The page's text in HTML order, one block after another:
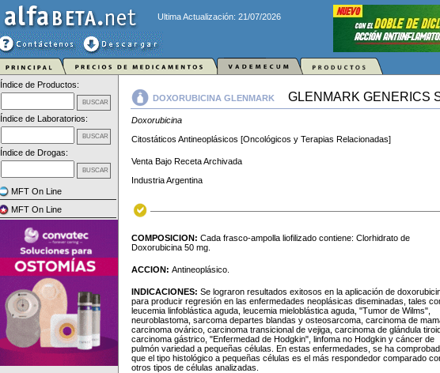
Ultima Actualización: 21/07/2026
Índice de Productos:
Índice de Laboratorios:
Índice de Drogas:
MFT On Line
MFT On Line
DOXORUBICINA GLENMARK GLENMARK GENERICS
Doxorubicina
Citostáticos Antineoplásicos [Oncológicos y Terapias Relacionadas]
Venta Bajo Receta Archivada
Industria Argentina
COMPOSICION: Cada frasco-ampolla liofilizado contiene: Clorhidrato de
Doxorubicina 50 mg.
ACCION: Antineoplásico.
INDICACIONES: Se lograron resultados exitosos en la aplicación de
para producir regresión en las enfermedades neoplásicas diseminadas, tales
leucemia linfoblástica aguda, leucemia mieloblástica aguda, "Tumor de Wilms",
neuroblastoma, sarcoma departes blandas y osteosarcoma, carcinoma de
carcinoma ovárico, carcinoma transicional de vejiga, carcinoma de glándula
carcinoma gástrico, "Enfermedad de Hodgkin", linfoma no Hodgkin y cáncer de
pulmón variedad a pequeñas células. En estas enfermedades, se ha
que el tipo histológico a pequeñas células es el más respondedor comparado
otros tipos de células analizadas.